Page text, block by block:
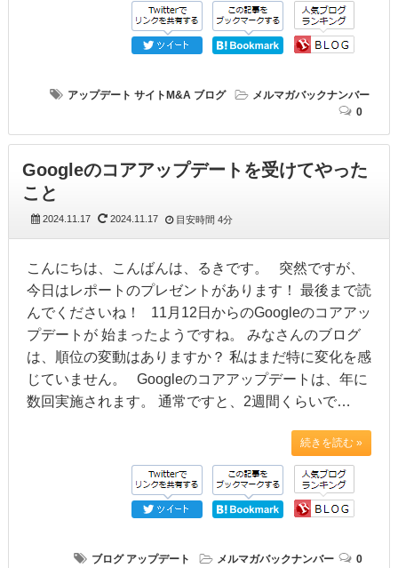
アップデート サイトM&A ブログ
メルマガバックナンバー
0
Googleのコアアップデートを受けてやった
こと
2024.11.17 2024.11.17 目安時間 4分
こんにちは、こんばんは、るきです。 突然ですが、
今日はレポートのプレゼントがあります！ 最後まで読
んでくださいね！ 11月12日からのGoogleのコアアッ
プデートが 始まったようですね。 みなさんのブログ
は、順位の変動はありますか？ 私はまだ特に変化を感
じていません。 Googleのコアアップデートは、年に
数回実施されます。 通常ですと、2週間くらいで…
続きを読む »
ブログ アップデート メルマガバックナンバー 0